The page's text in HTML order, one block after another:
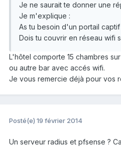
Je ne saurait te donner une
Je m'explique :
As tu besoin d'un portail captif
Dois tu couvrir en réseau wifi
L'hôtel comporte 15 chambres
ou autre bar avec accés wifi.
Je vous remercie déjà pour vos
Posté(e) 19 février 2014
Un serveur radius et pfsense ?